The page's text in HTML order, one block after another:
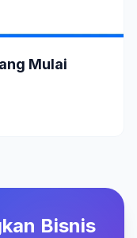
Mulai
Bisnis